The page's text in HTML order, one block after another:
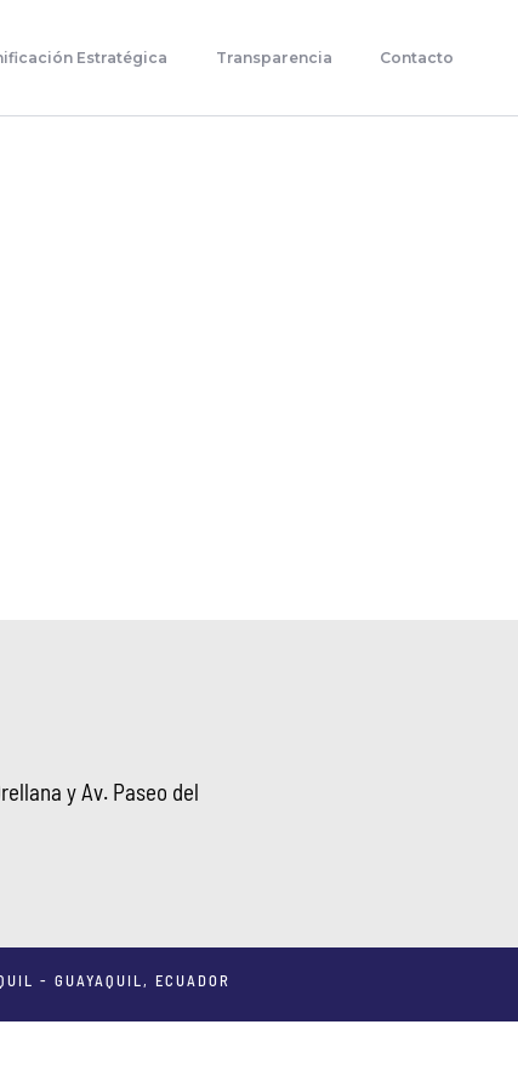
Estratégica Transparencia Contacto
y Av. Paseo del
- GUAYAQUIL, ECUADOR